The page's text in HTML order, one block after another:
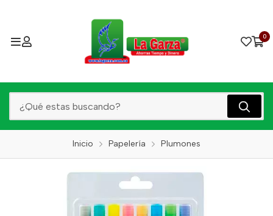
0
Inicio Papelería Plumones